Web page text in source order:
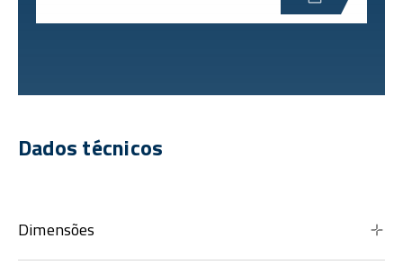
Dados técnicos
Dimensões